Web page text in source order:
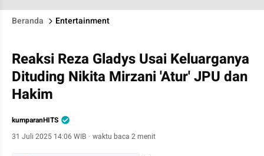
Beranda Entertainment
Reaksi Reza Gladys Usai Keluarganya
Dituding Nikita Mirzani 'Atur' JPU dan
Hakim
kumparanHITS
31 Juli 2025 14:06 WIB · waktu baca 2 menit